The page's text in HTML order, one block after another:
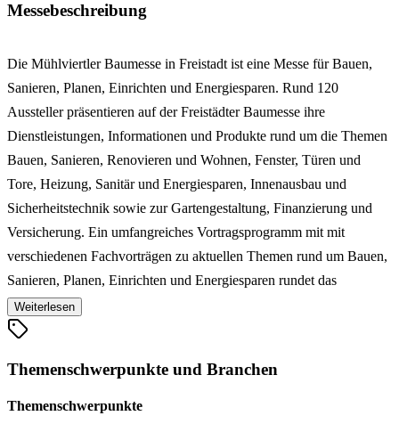
Messebeschreibung
Die Mühlviertler Baumesse in Freistadt ist eine Messe für Bauen,
Sanieren, Planen, Einrichten und Energiesparen. Rund 120
Aussteller präsentieren auf der Freistädter Baumesse ihre
Dienstleistungen, Informationen und Produkte rund um die Themen
Bauen, Sanieren, Renovieren und Wohnen, Fenster, Türen und
Tore, Heizung, Sanitär und Energiesparen, Innenausbau und
Sicherheitstechnik sowie zur Gartengestaltung, Finanzierung und
Versicherung. Ein umfangreiches Vortragsprogramm mit mit
verschiedenen Fachvorträgen zu aktuellen Themen rund um Bauen,
Sanieren, Planen, Einrichten und Energiesparen rundet das
Angebotsspektrum der Mühlviertler Baumesse in Freistadt ab.
Weiterlesen
Themenschwerpunkte und Branchen
Themenschwerpunkte